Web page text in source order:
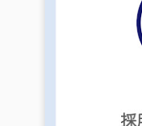
腸道